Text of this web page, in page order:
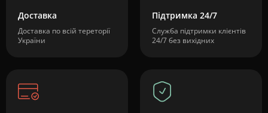
Доставка
Доставка по всій тереторії
України
Підтримка 24/7
Служба підтримки клієнтів
24/7 без вихідних